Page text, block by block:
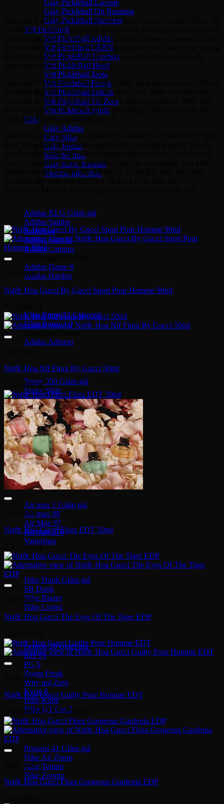
Giày Pickleball Lacoste
Giày Pickleball On Running
Giày Pickleball Skechers
Vợt Pickleball
Vợt Pickleball Adidas
Vợt Pickleball CRBN
Vợt PickleBall Gearbox
Vợt PickleBall Head
Vợt Pickleball Joola
Vợt Pickleball Proton
Vợt Pickleball Selkirk
Vợt Pickleball Six Zero
Vợt Pickleball Sypik
Giày
Giày Adidas
Giày Nike
Giày Jordan
Môn thể thao
Giày Retro Sneaker
Thương hiệu khác
Adidas XLG
Adidas Samba
SuperStar
Adidas Gazelle
Adidas Campus
Adidas Dame 8
Adidas Harden
Ultra Boost
Ultra Boost 22
Ultra Boost 4.0
Adidas Adizero
Yeezy 350
Yeezy Slide
Yeezy Foam Runner
Adidas NMD
NMD R1
Adidas Collab
Human Race
Adidas Y-3
Nike Air Max
Air max 1
Air max 90
Air Max 97
Air max 270
Vapormax
Giày thời trang
Nike Dunk
SB Dunk
Nike Blazer
Nike Cortez
Lebron 20
KD 15
PG 6
Zoom Freak
Why not Zero
Kyrie 8
Nike Kobe
NIke GT Cut 2
Giày Chạy
Pegasus 41
Nike Air Zoom
Nike Tempo
Nike Zoomx
Nhà mốt Gucci được thành lập bởi Guccio Gucci vào năm 1921, lấy
cảm hứng từ những kiện hành lý đắt đỏ và tuyệt đẹp mà anh thấy du
khách mang theo khi làm việc tại khách sạn Savoy ở London, Gucci
trở lại Florence với mục tiêu kết hợp sự thanh lịch, tinh tế của những
du khách giàu có mà anh quan sát cùng với sự khéo léo của các
nghệ nhân Florentine truyền thống.
Logo chữ ” Double G” của công ty được sáng tạo vào năm 1960 và
trở thành một biểu tượng đỉnh cao của Gucci. Nước hoa đầu tiên
của công ty với tên gọi là Gucci No 1 dành cho phụ nữ, được giới
thiệu vào năm 1974. Cách đặt tên khá giống Chanel No.5 khi tên
nước hoa lại sử dụng những con số.
Sau đó là hàng loạt các dòng nước hoa dành cho cả nam và nữ giới
được hãng tung ra đã chiếm trọn trái tim của những người yêu và
sưu tầm nước hoa, điển hình là dòng nước hoa Gucci 3 và L’rte di
Gucci. Tom Ford từng là giám đốc sáng tạo của công ty vào giữa
những năm 90 cho đến đầu thế kỷ 21. Giám đốc sáng tạo Frida
Nước hoa
Nước Hoa Gucci By Gucci Sport Pour Homme 90ml
Nước Hoa Nữ Flora By Gucci 50ml
3,100,000₫
Nước hoa
Nước Hoa Gucci Flora EDT 50ml
2,300,000₫
Nước hoa
Nước Hoa Gucci The Eyes Of The Tiger EDP
Nước hoa
Nước Hoa Gucci Guilty Pour Homme EDT
2,700,000₫ – 3,100,000
giá:
từ
đến
Nước hoa
Nước Hoa Gucci Flora Gorgeous Gardenia EDP